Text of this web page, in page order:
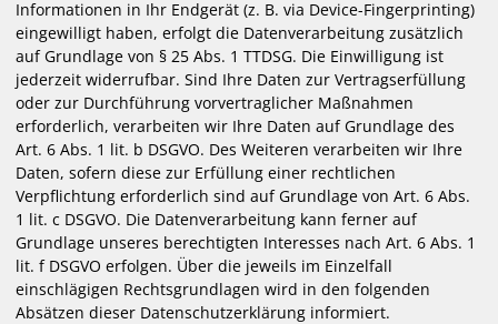
Informationen in Ihr Endgerät (z. B. via Device-Fingerprinting)
eingewilligt haben, erfolgt die Datenverarbeitung zusätzlich
auf Grundlage von § 25 Abs. 1 TTDSG. Die Einwilligung ist
jederzeit widerrufbar. Sind Ihre Daten zur Vertragserfüllung
oder zur Durchführung vorvertraglicher Maßnahmen
erforderlich, verarbeiten wir Ihre Daten auf Grundlage des
Art. 6 Abs. 1 lit. b DSGVO. Des Weiteren verarbeiten wir Ihre
Daten, sofern diese zur Erfüllung einer rechtlichen
Verpflichtung erforderlich sind auf Grundlage von Art. 6 Abs.
1 lit. c DSGVO. Die Datenverarbeitung kann ferner auf
Grundlage unseres berechtigten Interesses nach Art. 6 Abs. 1
lit. f DSGVO erfolgen. Über die jeweils im Einzelfall
einschlägigen Rechtsgrundlagen wird in den folgenden
Absätzen dieser Datenschutzerklärung informiert.